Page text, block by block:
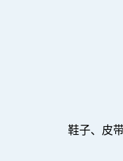
鞋子、皮